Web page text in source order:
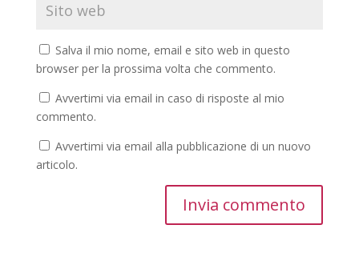
Salva il mio nome, email e sito web in questo
browser per la prossima volta che commento.
Avvertimi via email in caso di risposte al mio
commento.
Avvertimi via email alla pubblicazione di un nuovo
articolo.